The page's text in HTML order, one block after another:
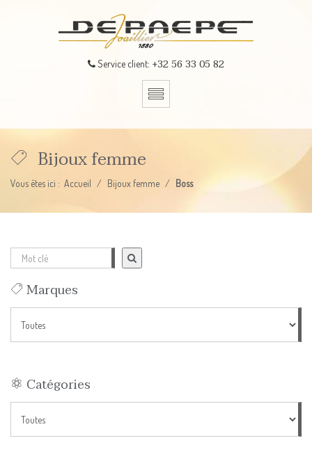
Service client: +32 56 33 05 82
Bijoux femme
Vous êtes ici : Accueil Bijoux femme Boss
Marques
Catégories